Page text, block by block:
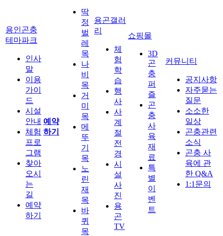
용인곤충
테마파크
인사
말
이용
가이
드
시설
안내
체험
프로
그램
찾아
오시
는
길
예약
하기
예약
하기
딱
정
벌
레
목
나
비
목
거
미
목
메
뚜
기
목
노
린
재
목
바
퀴
목
용곤갤러
리
체
험
학
습
행
사
사
계
절
전
경
시
설
사
진
용
곤
TV
쇼핑몰
3D
곤
충
퍼
즐
곤
충
사
육
재
료
특
별
이
벤
트
커뮤니티
공지사항
자주묻는
질문
소소한
일상
곤충관련
소식
곤충 사
육에 관
한 Q&A
1:1문의